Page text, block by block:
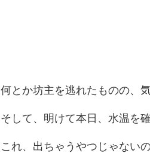
何とか坊主を逃れたものの、
そして、明けて本日、水温を
これ、出ちゃうやつじゃない